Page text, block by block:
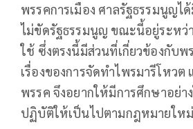
พรรคการเมือง ศาลรัฐธรรมนูญไ
ไม่ขัดรัฐธรรมนูญ ขณะนี้อยู่ระหว่
ใช้ ซึ่งตรงนี้มีส่วนที่เกี่ยวข้องกับพ
เรื่องของการจัดทำไพรมารีโหวต
พรรค จึงอยากให้มีการศึกษาอย่า
ปฏิบัติให้เป็นไปตามกฎหมายให